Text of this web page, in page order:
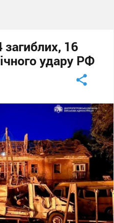
загиблих, 16
удару РФ